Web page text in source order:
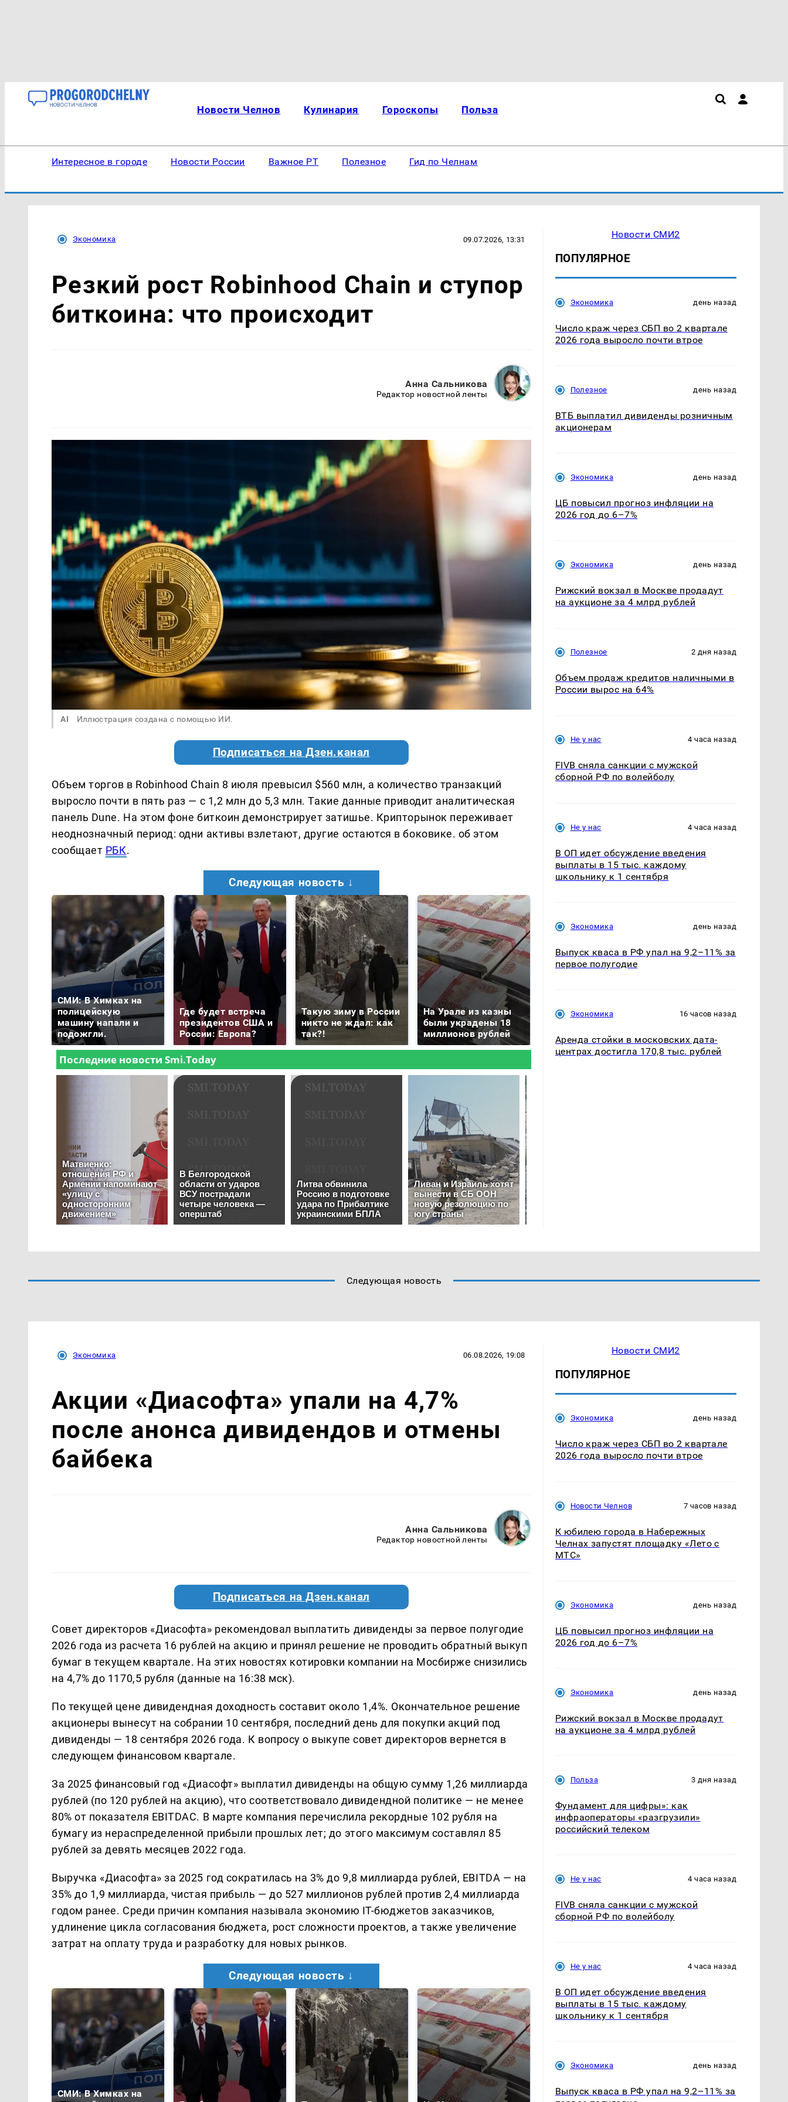
Новости Челнов Кулинария Гороскопы Польза
Интересное в городе Новости России Важное РТ Полезное Гид по Челнам
Экономика 09.07.2026, 13:31
Резкий рост Robinhood Chain и ступор
биткоина: что происходит
Анна Сальникова
Редактор новостной ленты
AI Иллюстрация создана с помощью ИИ.
Подписаться на Дзен.канал
Объем торгов в Robinhood Chain 8 июля превысил $560 млн, а количество транзакций
выросло почти в пять раз — с 1,2 млн до 5,3 млн. Такие данные приводит аналитическая
панель Dune. На этом фоне биткоин демонстрирует затишье. Крипторынок переживает
неоднозначный период: одни активы взлетают, другие остаются в боковике. об этом
сообщает РБК.
Следующая новость ↓
СМИ: В Химках на
полицейскую
машину напали и
подожгли.
Где будет встреча
президентов США и
России: Европа?
Такую зиму в России
никто не ждал: как
так?!
На Урале из казны
были украдены 18
миллионов рублей
Как выглядит место
Кавказе: смотреть
Не ешьте эту
Новости СМИ2
ПОПУЛЯРНОЕ
Экономика день назад
Число краж через СБП во 2 квартале
2026 года выросло почти втрое
Полезное день назад
ВТБ выплатил дивиденды розничным
акционерам
Экономика день назад
ЦБ повысил прогноз инфляции на
2026 год до 6–7%
Экономика день назад
Рижский вокзал в Москве продадут
на аукционе за 4 млрд рублей
Полезное 2 дня назад
Объем продаж кредитов наличными в
России вырос на 64%
Не у нас 4 часа назад
FIVB сняла санкции с мужской
сборной РФ по волейболу
Не у нас 4 часа назад
В ОП идет обсуждение введения
выплаты в 15 тыс. каждому
школьнику к 1 сентября
Экономика день назад
Выпуск кваса в РФ упал на 9,2–11% за
первое полугодие
Экономика 16 часов назад
Аренда стойки в московских дата-
центрах достигла 170,8 тыс. рублей
Следующая новость
Экономика 06.08.2026, 19:08
Акции «Диасофта» упали на 4,7%
после анонса дивидендов и отмены
байбека
Анна Сальникова
Редактор новостной ленты
Подписаться на Дзен.канал
Совет директоров «Диасофта» рекомендовал выплатить дивиденды за первое полугодие
2026 года из расчета 16 рублей на акцию и принял решение не проводить обратный выкуп
бумаг в текущем квартале. На этих новостях котировки компании на Мосбирже снизились
на 4,7% до 1170,5 рубля (данные на 16:38 мск).
По текущей цене дивидендная доходность составит около 1,4%. Окончательное решение
акционеры вынесут на собрании 10 сентября, последний день для покупки акций под
дивиденды — 18 сентября 2026 года. К вопросу о выкупе совет директоров вернется в
следующем финансовом квартале.
За 2025 финансовый год «Диасофт» выплатил дивиденды на общую сумму 1,26 миллиарда
рублей (по 120 рублей на акцию), что соответствовало дивидендной политике — не менее
80% от показателя EBITDAC. В марте компания перечислила рекордные 102 рубля на
бумагу из нераспределенной прибыли прошлых лет; до этого максимум составлял 85
рублей за девять месяцев 2022 года.
Выручка «Диасофта» за 2025 год сократилась на 3% до 9,8 миллиарда рублей, EBITDA — на
35% до 1,9 миллиарда, чистая прибыль — до 527 миллионов рублей против 2,4 миллиарда
годом ранее. Среди причин компания называла экономию IT-бюджетов заказчиков,
удлинение цикла согласования бюджета, рост сложности проектов, а также увеличение
затрат на оплату труда и разработку для новых рынков.
Следующая новость ↓
СМИ: В Химках на
Новости СМИ2
ПОПУЛЯРНОЕ
Экономика день назад
Число краж через СБП во 2 квартале
2026 года выросло почти втрое
Новости Челнов 7 часов назад
К юбилею города в Набережных
Челнах запустят площадку «Лето с
МТС»
Экономика день назад
ЦБ повысил прогноз инфляции на
2026 год до 6–7%
Экономика день назад
Рижский вокзал в Москве продадут
на аукционе за 4 млрд рублей
Польза 3 дня назад
Фундамент для цифры»: как
инфраоператоры «разгрузили»
российский телеком
Не у нас 4 часа назад
FIVB сняла санкции с мужской
сборной РФ по волейболу
Не у нас 4 часа назад
В ОП идет обсуждение введения
выплаты в 15 тыс. каждому
школьнику к 1 сентября
Экономика день назад
Выпуск кваса в РФ упал на 9,2–11% за